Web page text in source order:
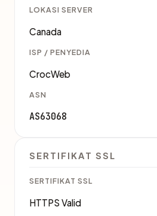
LOKASI SERVER
Canada
ISP / PENYEDIA
CrocWeb
ASN
AS63068
SERTIFIKAT SSL
SERTIFIKAT SSL
HTTPS Valid